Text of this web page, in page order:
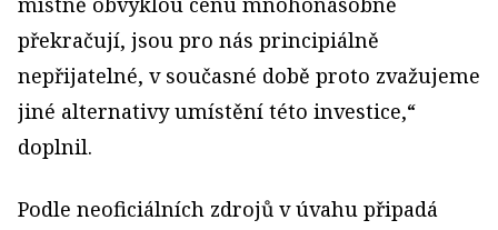
překračují, jsou pro nás principiálně
nepřijatelné, v současné době proto zvažujeme
jiné alternativy umístění této investice,“
doplnil.
Podle neoficiálních zdrojů v úvahu připadá